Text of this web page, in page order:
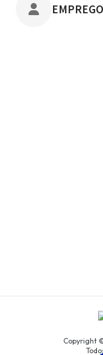
Copyright